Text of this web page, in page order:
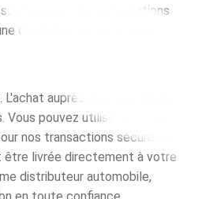
équipés de motorisations
conduite plus écologique.
L'achat auprès d'un mandataire
pouvez utiliser le « road
nos transactions sécurisées,
être livrée directement à votre
distributeur automobile,